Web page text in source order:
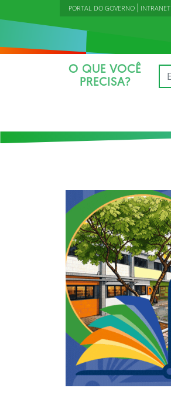
PORTAL DO GOVERNO INTRANET
O QUE VOCÊ
PRECISA?